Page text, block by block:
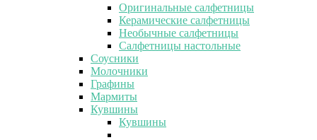
Оригинальные салфетницы
Керамические салфетницы
Необычные салфетницы
Салфетницы настольные
Соусники
Молочники
Графины
Мармиты
Кувшины
Кувшины